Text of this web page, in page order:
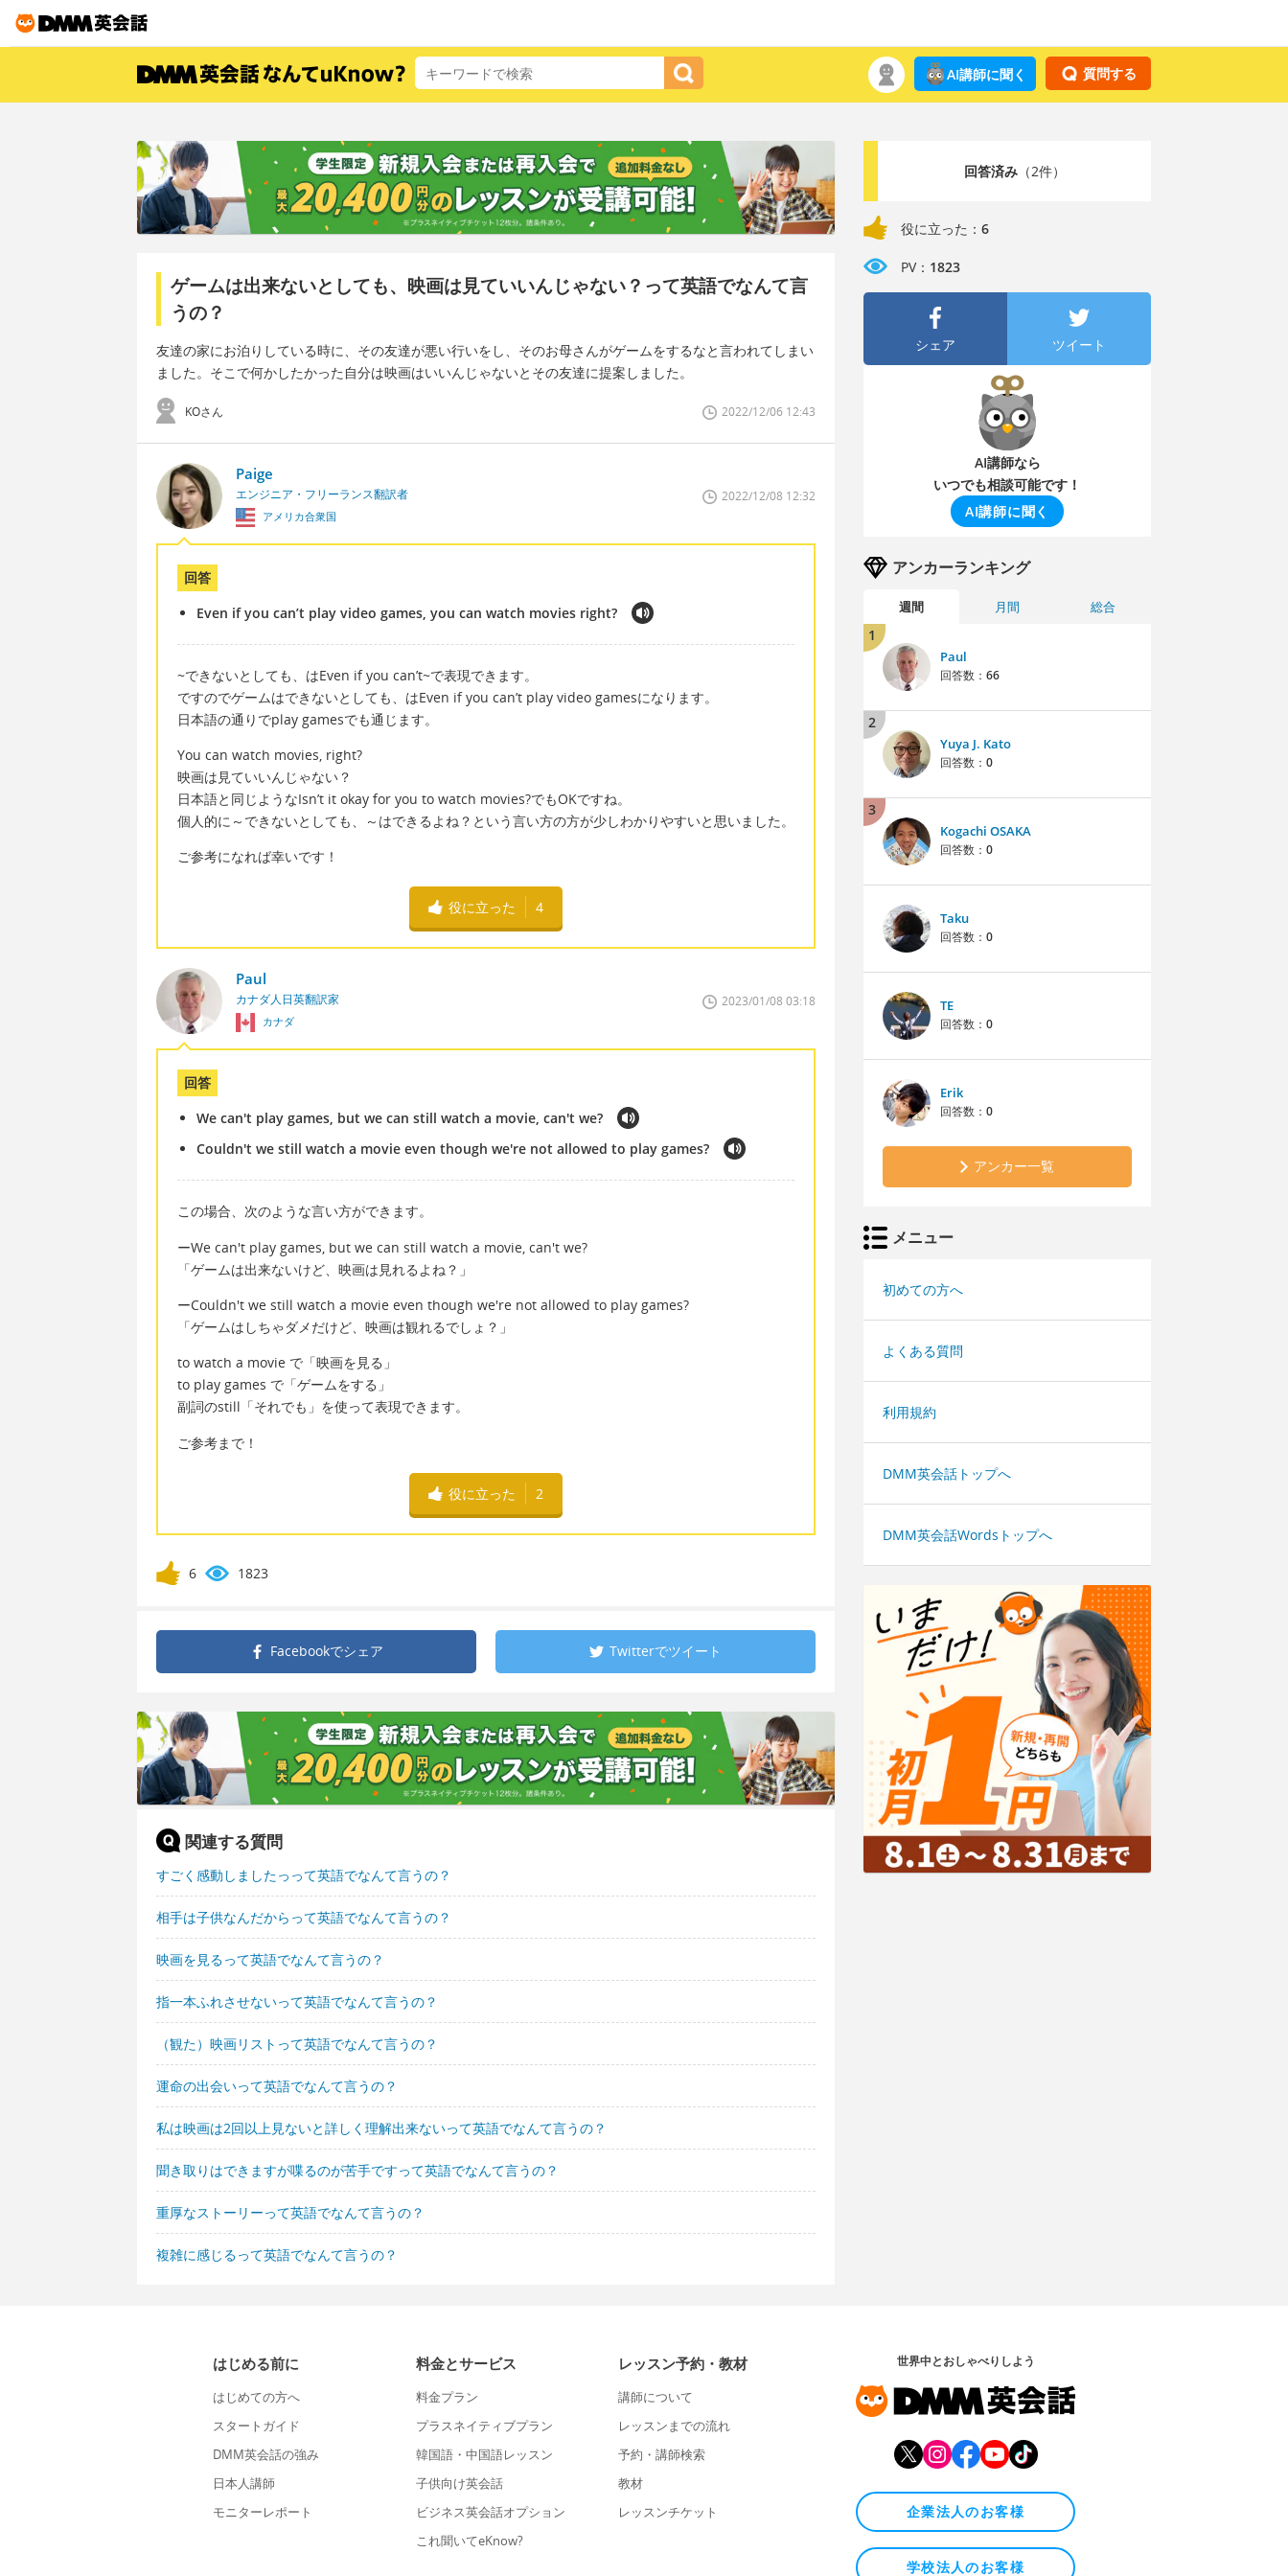
質問する
AI講師に聞く
ゲームは出来ないとしても、映画は見ていいんじゃない？って英語でなんて言
うの？
友達の家にお泊りしている時に、その友達が悪い行いをし、そのお母さんがゲームをするなと言われてしまい
ました。そこで何かしたかった自分は映画はいいんじゃないとその友達に提案しました。
KOさん 2022/12/06 12:43
Paige
エンジニア・フリーランス翻訳者
アメリカ合衆国
2022/12/08 12:32
回答
Even if you can’t play video games, you can watch movies right?
~できないとしても、はEven if you can’t~で表現できます。
ですのでゲームはできないとしても、はEven if you can’t play video gamesになります。
日本語の通りでplay gamesでも通じます。
You can watch movies, right?
映画は見ていいんじゃない？
日本語と同じようなIsn’t it okay for you to watch movies?でもOKですね。
個人的に～できないとしても、～はできるよね？という言い方の方が少しわかりやすいと思いました。
ご参考になれば幸いです！
役に立った 4
Paul
カナダ人日英翻訳家
カナダ
2023/01/08 03:18
回答
We can't play games, but we can still watch a movie, can't we?
Couldn't we still watch a movie even though we're not allowed to play games?
この場合、次のような言い方ができます。
ーWe can't play games, but we can still watch a movie, can't we?
「ゲームは出来ないけど、映画は見れるよね？」
ーCouldn't we still watch a movie even though we're not allowed to play games?
「ゲームはしちゃダメだけど、映画は観れるでしょ？」
to watch a movie で「映画を見る」
to play games で「ゲームをする」
副詞のstill「それでも」を使って表現できます。
ご参考まで！
役に立った 2
6 1823
Facebookでシェア Twitterでツイート
関連する質問
すごく感動しましたっって英語でなんて言うの？
相手は子供なんだからって英語でなんて言うの？
映画を見るって英語でなんて言うの？
指一本ふれさせないって英語でなんて言うの？
（観た）映画リストって英語でなんて言うの？
運命の出会いって英語でなんて言うの？
私は映画は2回以上見ないと詳しく理解出来ないって英語でなんて言うの？
聞き取りはできますが喋るのが苦手ですって英語でなんて言うの？
重厚なストーリーって英語でなんて言うの？
複雑に感じるって英語でなんて言うの？
回答済み（2件）
役に立った： 6
PV： 1823
シェア ツイート
AI講師なら
いつでも相談可能です！
AI講師に聞く
アンカーランキング
週間 月間 総合
1
Paul
回答数： 66
2
Yuya J. Kato
回答数： 0
3
Kogachi OSAKA
回答数： 0
Taku
回答数： 0
TE
回答数： 0
Erik
回答数： 0
アンカー一覧
メニュー
初めての方へ
よくある質問
利用規約
DMM英会話トップへ
DMM英会話Wordsトップへ
はじめる前に
はじめての方へ
スタートガイド
DMM英会話の強み
日本人講師
モニターレポート
料金とサービス
料金プラン
プラスネイティブプラン
韓国語・中国語レッスン
子供向け英会話
ビジネス英会話オプション
これ聞いてeKnow?
レッスン予約・教材
講師について
レッスンまでの流れ
予約・講師検索
教材
レッスンチケット
世界中とおしゃべりしよう
企業法人のお客様
学校法人のお客様